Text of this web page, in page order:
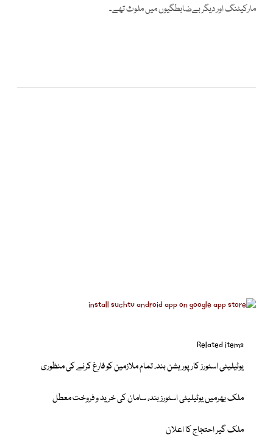
مارکیٹنگ اور دیگر بےضابطگیوں میں ملوث تھے۔
Related items
یوٹیلیٹی اسٹورز کارپوریشن بند، تمام ملازمین کو فارغ کرنے کی منظوری
ملک بھرمیں یوٹیلیٹی اسٹورز بند، سامان کی خرید و فروخت معطل
ملک گیر احتجاج کا اعلان